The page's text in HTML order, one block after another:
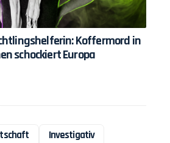
Koffermord in
schockiert Europa
Investigativ